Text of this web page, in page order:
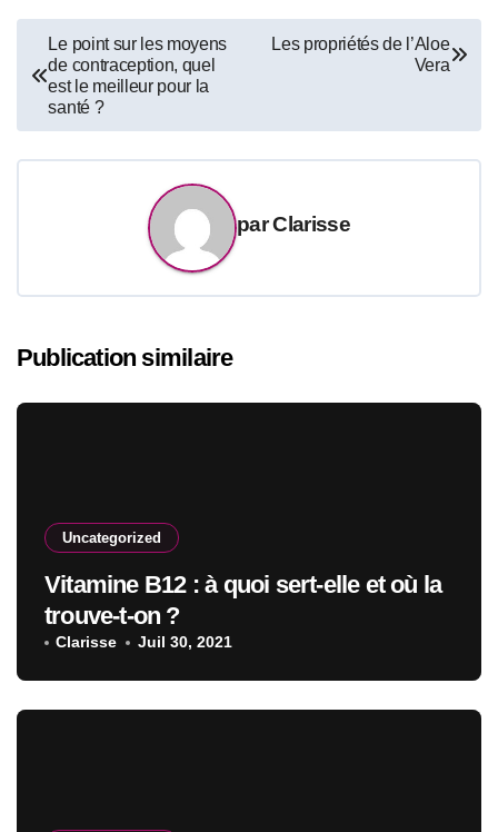
Navigation
de
l’article
Le point sur les moyens
de contraception, quel
est le meilleur pour la
santé ?
Les propriétés de l’Aloe
Vera
parClarisse
Publication similaire
Uncategorized
Vitamine B12 : à quoi sert-elle et où la
trouve-t-on ?
Clarisse Juil 30, 2021